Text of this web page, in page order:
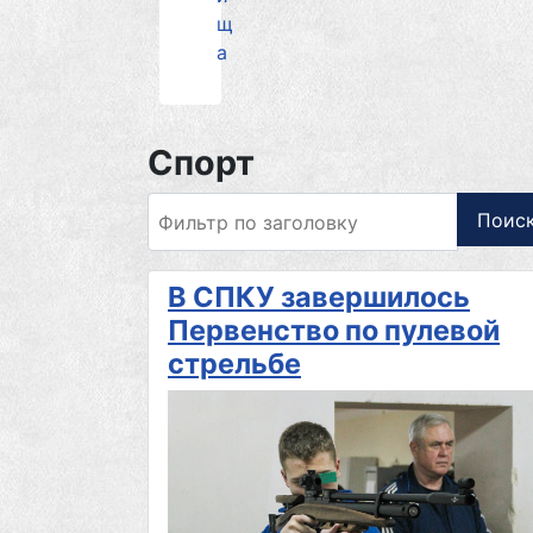
щ
а
Спорт
В СПКУ завершилось
Первенство по пулевой
стрельбе